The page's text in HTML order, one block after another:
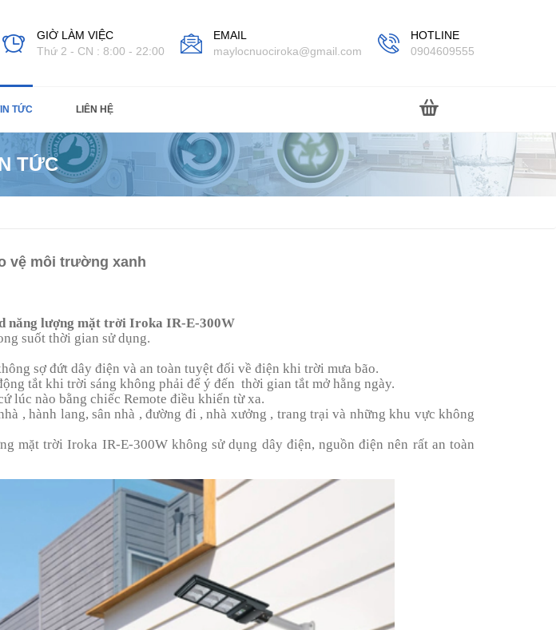
HOTLINE
0904609555
EMAIL
maylocnuociroka@gmail.com
GIỜ LÀM VIỆC
Thứ 2 - CN : 8:00 - 22:00
TỨC LIÊN HỆ
TỨC
vệ môi trường xanh
năng lượng mặt trời Iroka IR-E-300W
suốt thời gian sử dụng.
sợ đứt dây điện và an toàn tuyệt đối về điện khi trời mưa bão.
tắt khi trời sáng không phải để ý đến thời gian tắt mở hằng ngày.
lúc nào bằng chiếc Remote điều khiển từ xa.
, hành lang, sân nhà , đường đi , nhà xưởng , trang trại và những khu vực không
mặt trời Iroka IR-E-300W không sử dụng dây điện, nguồn điện nên rất an toàn